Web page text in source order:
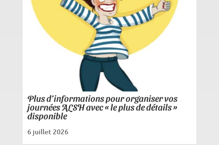
Plus d’informations pour organiser vos
journées ALSH avec « le plus de détails »
disponible
6 juillet 2026